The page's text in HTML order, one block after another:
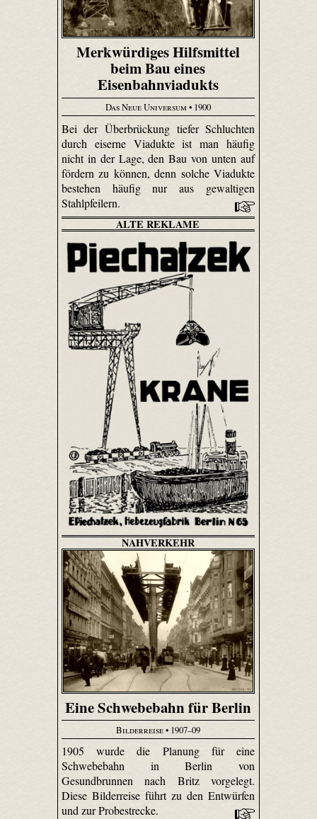
Merkwürdiges Hilfsmittel
beim Bau eines
Eisenbahnviadukts
Das Neue Universum • 1900
Bei der Überbrückung tiefer Schluchten
durch eiserne Viadukte ist man häufig
nicht in der Lage, den Bau von unten auf
fördern zu können, denn solche Viadukte
bestehen häufig nur aus gewaltigen
Stahlpfeilern.
ALTE REKLAME
NAHVERKEHR
Eine Schwebebahn für Berlin
Bilderreise• 1907–09
1905 wurde die Planung für eine
Schwebebahn in Berlin von
Gesundbrunnen nach Britz vorgelegt.
Diese Bilderreise führt zu den Entwürfen
und zur Probestrecke.